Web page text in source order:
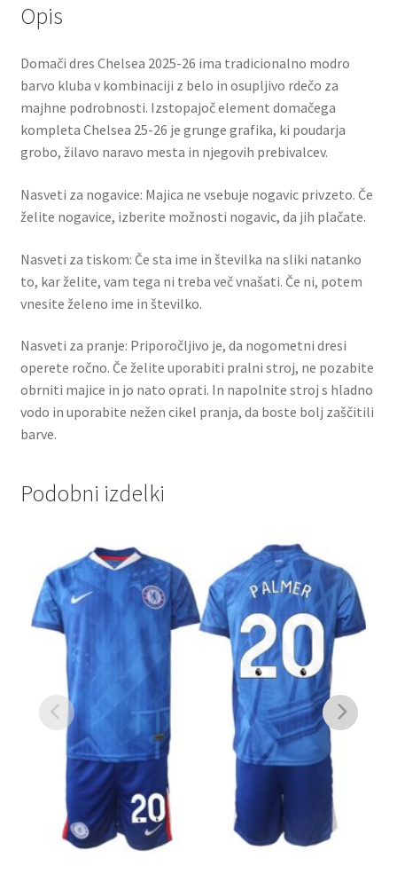
Opis
Domači dres Chelsea 2025-26 ima tradicionalno modro
barvo kluba v kombinaciji z belo in osupljivo rdečo za
majhne podrobnosti. Izstopajoč element domačega
kompleta Chelsea 25-26 je grunge grafika, ki poudarja
grobo, žilavo naravo mesta in njegovih prebivalcev.
Nasveti za nogavice: Majica ne vsebuje nogavic privzeto. Če
želite nogavice, izberite možnosti nogavic, da jih plačate.
Nasveti za tiskom: Če sta ime in številka na sliki natanko
to, kar želite, vam tega ni treba več vnašati. Če ni, potem
vnesite želeno ime in številko.
Nasveti za pranje: Priporočljivo je, da nogometni dresi
operete ročno. Če želite uporabiti pralni stroj, ne pozabite
obrniti majice in jo nato oprati. In napolnite stroj s hladno
vodo in uporabite nežen cikel pranja, da boste bolj zaščitili
barve.
Podobni izdelki